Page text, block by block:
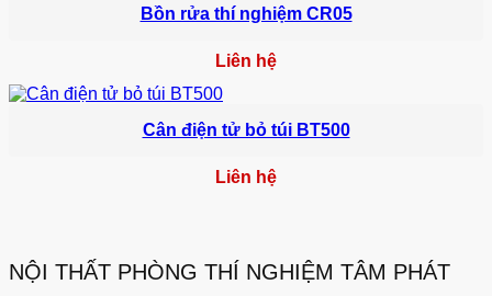
Bồn rửa thí nghiệm CR05
Liên hệ
Cân điện tử bỏ túi BT500
Liên hệ
NỘI THẤT PHÒNG THÍ NGHIỆM TÂM PHÁT